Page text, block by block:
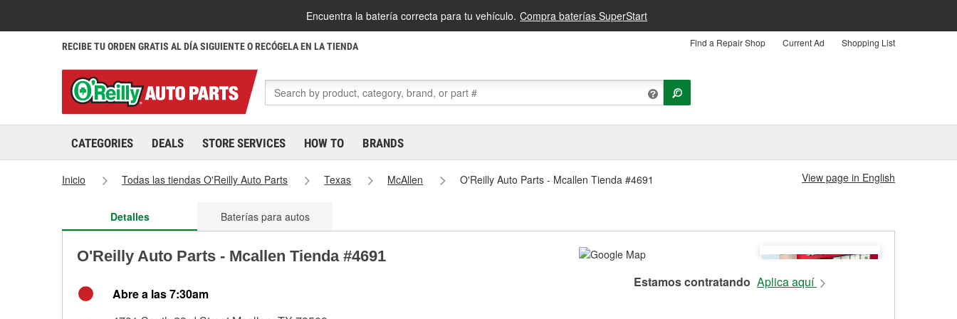
Encuentra la batería correcta para tu vehículo. Compra baterías SuperStart
RECIBE TU ORDEN GRATIS AL DÍA SIGUIENTE O RECÓGELA EN LA TIENDA Find a Repair Shop Current Ad Shopping List
CATEGORIES DEALS STORE SERVICES HOW TO BRANDS
Inicio Todas las tiendas O'Reilly Auto Parts Texas McAllen O'Reilly Auto Parts - Mcallen Tienda #4691 View page in English
Detalles Baterías para autos
O'Reilly Auto Parts - Mcallen Tienda #4691
Abre a las 7:30am
Estamos contratando Aplica aquí